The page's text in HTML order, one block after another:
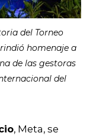
del Torneo
homenaje a
de las gestoras
del
, Meta, se